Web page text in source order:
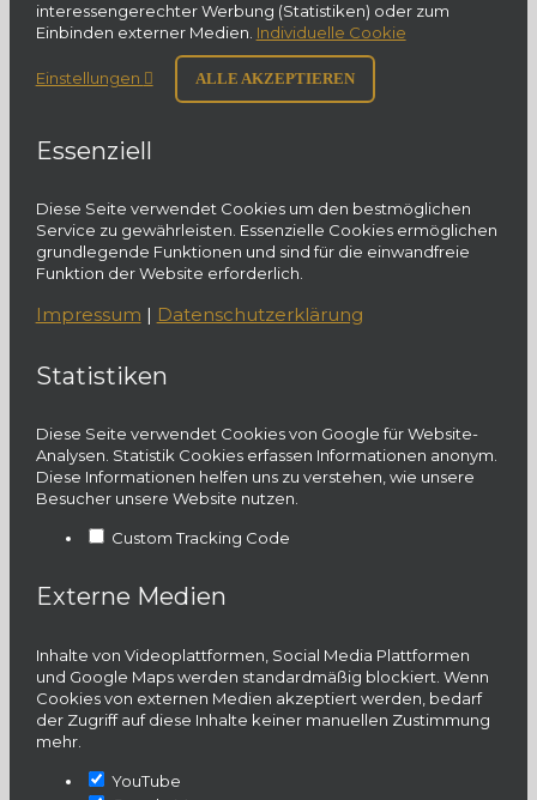
interessengerechter Werbung (Statistiken) oder zum
Einbinden externer Medien. Individuelle Cookie
Einstellungen ALLE AKZEPTIEREN
Essenziell
Diese Seite verwendet Cookies um den bestmöglichen
Service zu gewährleisten. Essenzielle Cookies ermöglichen
grundlegende Funktionen und sind für die einwandfreie
Funktion der Website erforderlich.
Impressum | Datenschutzerklärung
Statistiken
Diese Seite verwendet Cookies von Google für Website-
Analysen. Statistik Cookies erfassen Informationen anonym.
Diese Informationen helfen uns zu verstehen, wie unsere
Besucher unsere Website nutzen.
Custom Tracking Code
Externe Medien
Inhalte von Videoplattformen, Social Media Plattformen
und Google Maps werden standardmäßig blockiert. Wenn
Cookies von externen Medien akzeptiert werden, bedarf
der Zugriff auf diese Inhalte keiner manuellen Zustimmung
mehr.
YouTube